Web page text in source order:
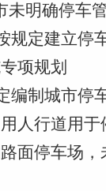
明确停车
规定建立停
项规划
制城市停
人行道用
面停车场